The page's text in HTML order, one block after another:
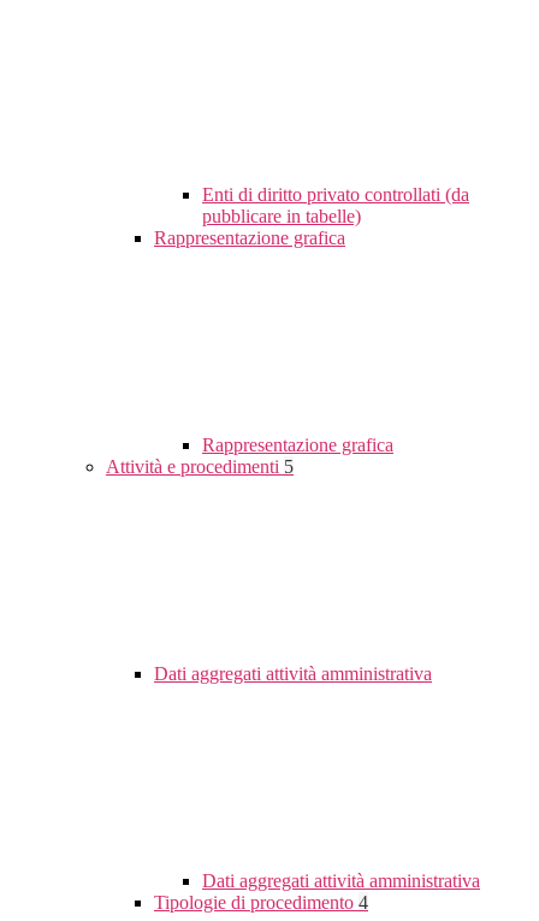
Enti di diritto privato controllati (da
pubblicare in tabelle)
Rappresentazione grafica
Rappresentazione grafica
Attività e procedimenti 5
Dati aggregati attività amministrativa
Dati aggregati attività amministrativa
Tipologie di procedimento 4